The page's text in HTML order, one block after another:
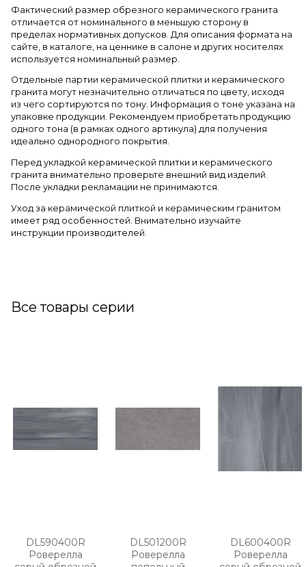
Фактический размер обрезного керамического гранита
отличается от номинального в меньшую сторону в
пределах нормативных допусков. Для описания формата на
сайте, в каталоге, на ценнике в салоне и других носителях
используется номинальный размер.
Отдельные партии керамической плитки и керамического
гранита могут незначительно отличаться по цвету, исходя
из чего сортируются по тону. Информация о тоне указана на
упаковке продукции. Рекомендуем приобретать продукцию
одного тона (в рамках одного артикула) для получения
идеально однородного покрытия.
Перед укладкой керамической плитки и керамического
гранита внимательно проверьте внешний вид изделий.
После укладки рекламации не принимаются.
Уход за керамической плиткой и керамическим гранитом
имеет ряд особенностей. Внимательно изучайте
инструкции производителей.
Все товары серии
DL590400R
Роверелла
DL501200R
Роверелла
DL600400R
Роверелла